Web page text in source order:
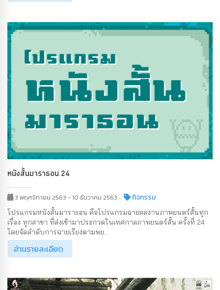
หนังสั้นมาราธอน 24
3 พฤศจิกายน 2563 - 10 ธันวาคม 2563 กิจกรรม
โปรแกรมหนังสั้นมาราธอน คือโปรแกรมฉายผลงานภาพยนตร์สั้นทุก
เรื่อง ทุกสาขา ที่ส่งเข้ามาประกวดในเทศกาลภาพยนตร์สั้น ครั้งที่ 24
โดยจัดลำดับการฉายเรียงตามพย...
อ่านรายละเอียด